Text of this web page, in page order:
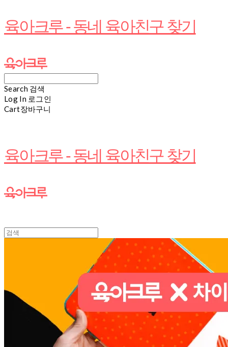
육아크루 - 동네 육아친구 찾기
Search 검색
Log In 로그인
Cart장바구니
육아크루 - 동네 육아친구 찾기